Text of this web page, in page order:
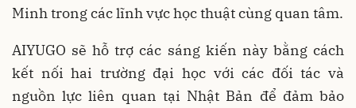
Minh trong các lĩnh vực học thuật cùng quan tâm.
AIYUGO sẽ hỗ trợ các sáng kiến này bằng cách
kết nối hai trường đại học với các đối tác và
nguồn lực liên quan tại Nhật Bản để đảm bảo